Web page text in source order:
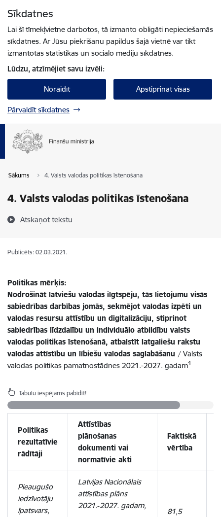
Sīkdatnes
Lai šī tīmekļvietne darbotos, tā izmanto obligāti nepieciešamās
sīkdatnes. Ar Jūsu piekrišanu papildus šajā vietnē var tikt
izmantotas statistikas un sociālo mediju sīkdatnes.
Lūdzu, atzīmējiet savu izvēli:
Noraidīt Apstiprināt visas
Pārvaldīt sīkdatnes
Sākums 4. Valsts valodas politikas īstenošana
4. Valsts valodas politikas īstenošana
Atskaņot tekstu
Publicēts: 02.03.2021.
Politikas mērķis:
Nodrošināt latviešu valodas ilgtspēju, tās lietojumu visās
sabiedrības darbības jomās, sekmējot valodas izpēti un
valodas resursu attīstību un digitalizāciju, stiprinot
sabiedrības līdzdalību un individuālo atbildību valsts
valodas politikas īstenošanā, atbalstīt latgaliešu rakstu
valodas attīstību un lībiešu valodas saglabāšanu / Valsts
valodas politikas pamatnostādnes 2021.-2027. gadam1
Tabulu iespējams pabīdīt!
Politikas
rezultatīvie
rādītāji
Attīstības
plānošanas
dokumenti vai
normatīvie akti
Faktiskā
vērtība
Pieaugušo
iedzīvotāju
īpatsvars,
Latvijas Nacionālais
attīstības plāns
2021.‑2027. gadam,
81,5